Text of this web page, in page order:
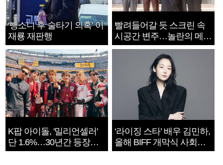
‘뺑소니 후 술타기 의혹’ 이
재룡 재판행
빨려들어갈 듯 스크린 속
시공간 변주…놀란의 메시
지는 ‘전쟁 속죄’
K팝 아이돌, '밀리언셀러'
단 1.6%…30년간 등장
1182개팀 전수조사
‘라이징 스타’ 배우 김민하,
올해 BIFF 개막식 사회자
확정